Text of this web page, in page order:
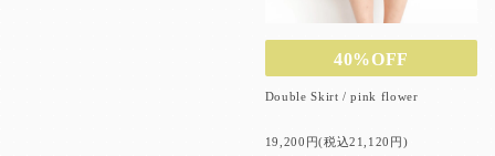
40%OFF
Double Skirt / pink flower
19,200円(税込21,120円)